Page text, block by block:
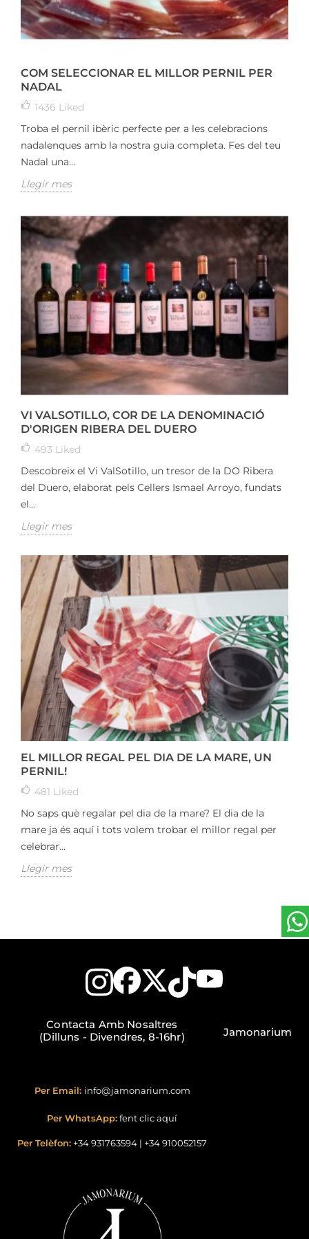
COM SELECCIONAR EL MILLOR PERNIL PER
NADAL
1436 Liked
Troba el pernil ibèric perfecte per a les celebracions
nadalenques amb la nostra guia completa. Fes del teu
Nadal una...
Llegir mes
VI VALSOTILLO, COR DE LA DENOMINACIÓ
D'ORIGEN RIBERA DEL DUERO
493 Liked
Descobreix el Vi ValSotillo, un tresor de la DO Ribera
del Duero, elaborat pels Cellers Ismael Arroyo, fundats
el...
Llegir mes
EL MILLOR REGAL PEL DIA DE LA MARE, UN
PERNIL!
481 Liked
No saps què regalar pel dia de la mare? El dia de la
mare ja és aquí i tots volem trobar el millor regal per
celebrar...
Llegir mes
Contacta Amb Nosaltres
(Dilluns - Divendres, 8-16hr)
Per Email: info@jamonarium.com
Per WhatsApp:fent clic aquí
Per Telèfon: +34 931763594 | +34 910052157
Jamonarium